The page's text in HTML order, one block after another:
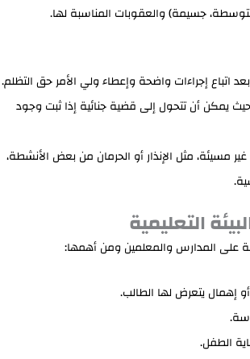
جسيمة) والعقوبات المناسبة لها.
اتباع إجراءات واضحة وإعطاء ولي الأمر حق التظلم.
حيث يمكن أن تتحول إلى قضية جنائية إذا ثبت وجود
مسيئة، مثل الإنذار أو الحرمان من بعض الأنشطة،
التعليمية
على المدارس والمعلمين ومن أهمها:
إهمال يتعرض لها الطالب.
الطفل.